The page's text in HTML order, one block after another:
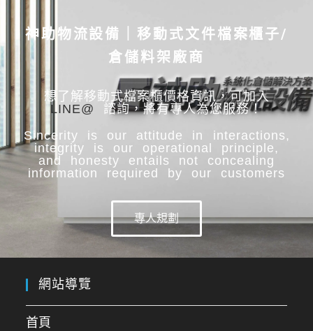
神助物流設備｜移動式文件檔案櫃子/
倉儲料架廠商
想了解移動式檔案櫃價格資訊，可加入
LINE@ 諮詢，將有專人為您服務！
Sincerity is our attitude in interactions,
integrity is our operational principle,
and honesty entails not concealing
information required by our customers
專人規劃
網站導覽
首頁